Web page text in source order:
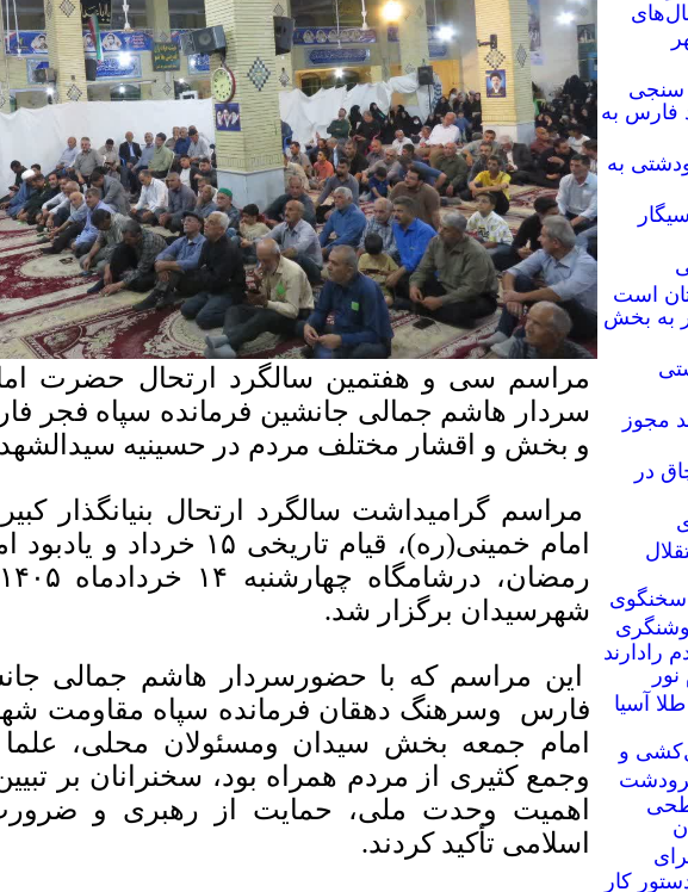
سنجی
فارس به
به
سیگار
است
به بخش
مجوز
در
سخنگوی
رادارند
آسیا
و
کار
مراسم سی و هفتمین سالگرد ارتحال حضرت
سردار هاشم جمالی جانشین فرمانده سپاه فجر
و بخش و اقشار مختلف مردم در حسینیه
مراسم گرامیداشت سالگرد ارتحال بنیانگذار
امام خمینی(ره)، قیام
شهرسیدان برگزار شد.
این مراسم که با حضورسردار هاشم جمالی
فارس وسرهنگ دهقان فرمانده سپاه مقاومت
امام جمعه بخش سیدان ومسئولان محلی،
وجمع کثیری از مردم همراه بود، سخنرانان بر
اهمیت وحدت ملی، حمایت از رهبری و
اسلامی تأکید کردند.